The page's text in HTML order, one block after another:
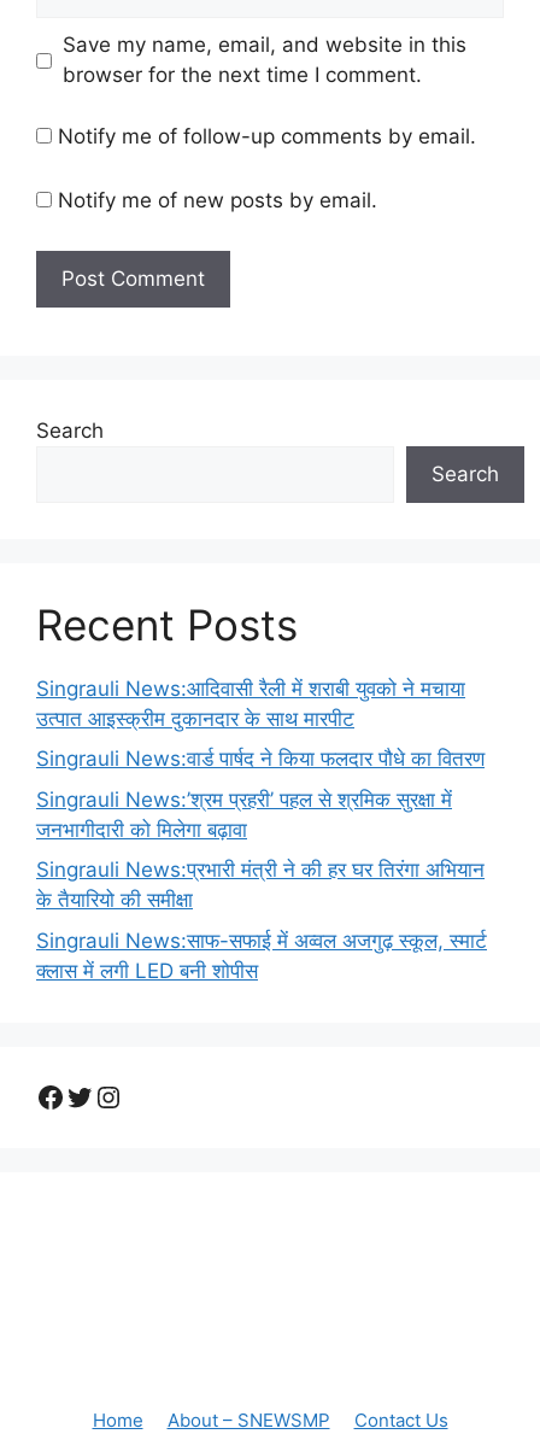
Save my name, email, and website in this
browser for the next time I comment.
Notify me of follow-up comments by email.
Notify me of new posts by email.
Search
Search
Recent Posts
Singrauli News:आदिवासी रैली में शराबी युवको ने मचाया
उत्पात आइस्क्रीम दुकानदार के साथ मारपीट
Singrauli News:वार्ड पार्षद ने किया फलदार पौधे का वितरण
Singrauli News:’श्रम प्रहरी’ पहल से श्रमिक सुरक्षा में
जनभागीदारी को मिलेगा बढ़ावा
Singrauli News:प्रभारी मंत्री ने की हर घर तिरंगा अभियान
के तैयारियो की समीक्षा
Singrauli News:साफ-सफाई में अव्वल अजगुढ़ स्कूल, स्मार्ट
क्लास में लगी LED बनी शोपीस
Facebook
Twitter
Instagram
Home About – SNEWSMP Contact Us